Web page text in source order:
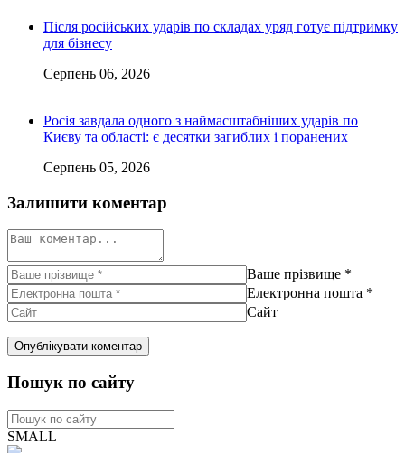
Після російських ударів по складах уряд готує підтримку
для бізнесу
Серпень 06, 2026
Росія завдала одного з наймасштабніших ударів по
Києву та області: є десятки загиблих і поранених
Серпень 05, 2026
Залишити коментар
Ваше прізвище *
Електронна пошта *
Сайт
Пошук по сайту
SMALL